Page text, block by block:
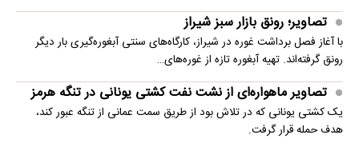
تصاویر؛ رونق بازار سبز شیراز
با آغاز فصل برداشت غوره در شیراز، کارگاه‌های سنتی آبغوره‌گیری بار دیگر
رونق گرفته‌اند. تهیه آبغوره تازه از غوره‌های…
تصاویر ماهواره‌ای از نشت نفت کشتی یونانی در تنگه هرمز
یک کشتی یونانی که در تلاش بود از طریق سمت عمانی از تنگه عبور کند،
هدف حمله قرار گرفت.